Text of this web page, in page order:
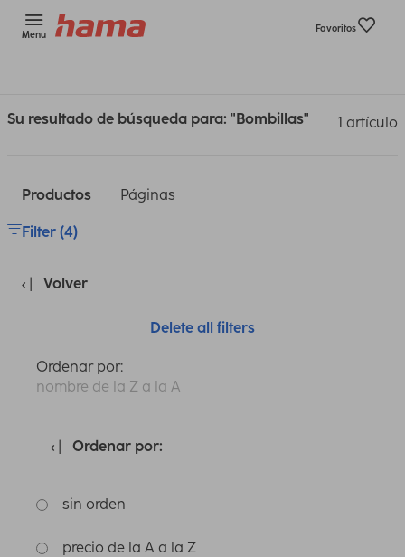
Menu
Favoritos
Su resultado de búsqueda para: "Bombillas" 1 artículo
Productos Páginas
Filter (4)
Volver
Delete all filters
Ordenar por:
nombre de la Z a la A
Ordenar por:
sin orden
precio de la A a la Z